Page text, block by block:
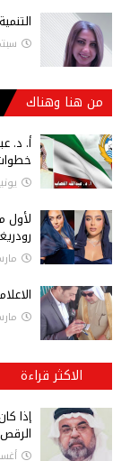
سبتمبر
من هنا وهناك
أ‌. د.
يونيو
لأول
مارس
مارس
الاكثر قراءة
إذا
الرقص